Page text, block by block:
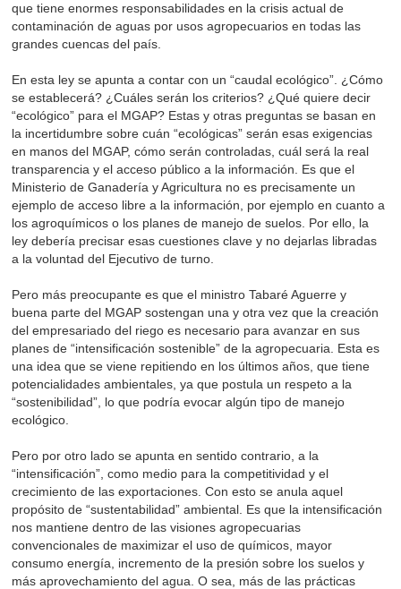
que tiene enormes responsabilidades en la crisis actual de
contaminación de aguas por usos agropecuarios en todas las
grandes cuencas del país.
En esta ley se apunta a contar con un “caudal ecológico”. ¿Cómo
se establecerá? ¿Cuáles serán los criterios? ¿Qué quiere decir
“ecológico” para el MGAP? Estas y otras preguntas se basan en
la incertidumbre sobre cuán “ecológicas” serán esas exigencias
en manos del MGAP, cómo serán controladas, cuál será la real
transparencia y el acceso público a la información. Es que el
Ministerio de Ganadería y Agricultura no es precisamente un
ejemplo de acceso libre a la información, por ejemplo en cuanto a
los agroquímicos o los planes de manejo de suelos. Por ello, la
ley debería precisar esas cuestiones clave y no dejarlas libradas
a la voluntad del Ejecutivo de turno.
Pero más preocupante es que el ministro Tabaré Aguerre y
buena parte del MGAP sostengan una y otra vez que la creación
del empresariado del riego es necesario para avanzar en sus
planes de “intensificación sostenible” de la agropecuaria. Esta es
una idea que se viene repitiendo en los últimos años, que tiene
potencialidades ambientales, ya que postula un respeto a la
“sostenibilidad”, lo que podría evocar algún tipo de manejo
ecológico.
Pero por otro lado se apunta en sentido contrario, a la
“intensificación”, como medio para la competitividad y el
crecimiento de las exportaciones. Con esto se anula aquel
propósito de “sustentabilidad” ambiental. Es que la intensificación
nos mantiene dentro de las visiones agropecuarias
convencionales de maximizar el uso de químicos, mayor
consumo energía, incremento de la presión sobre los suelos y
más aprovechamiento del agua. O sea, más de las prácticas